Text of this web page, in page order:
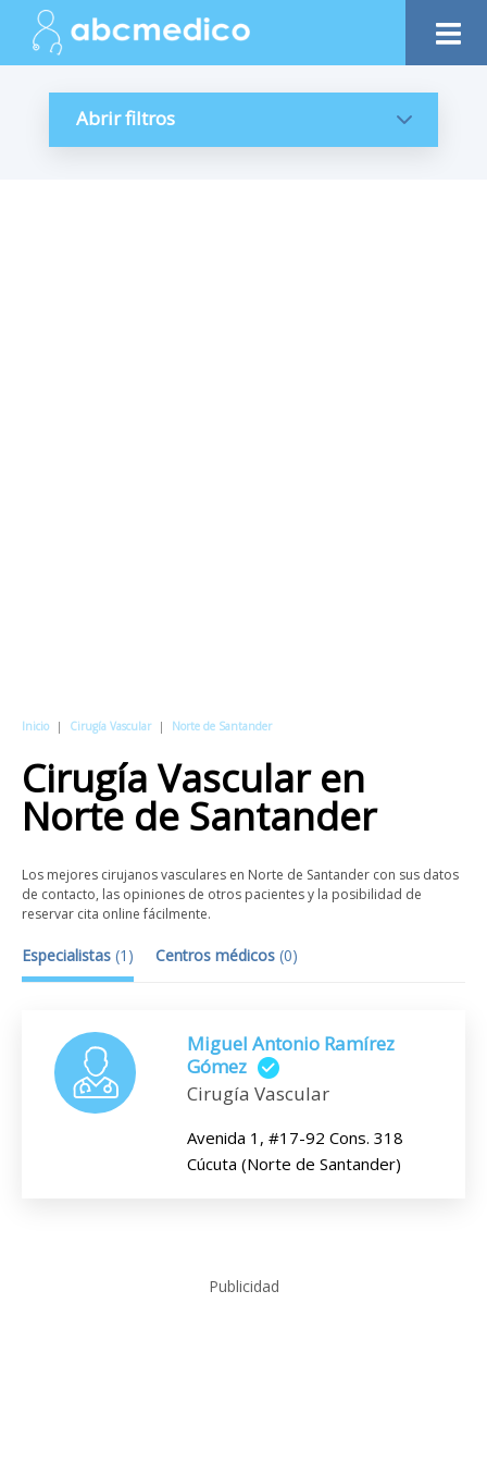
Abrir filtros
Inicio | Cirugía Vascular | Norte de Santander
Cirugía Vascularen
Norte de Santander
Los mejores cirujanos vasculares en Norte de Santander con sus datos
de contacto, las opiniones de otros pacientes y la posibilidad de
reservar cita online fácilmente.
Especialistas (1 ) Centros médicos (0)
Miguel Antonio Ramírez
Gómez
Cirugía Vascular
Avenida 1, #17-92 Cons. 318
Cúcuta (Norte de Santander)
Publicidad